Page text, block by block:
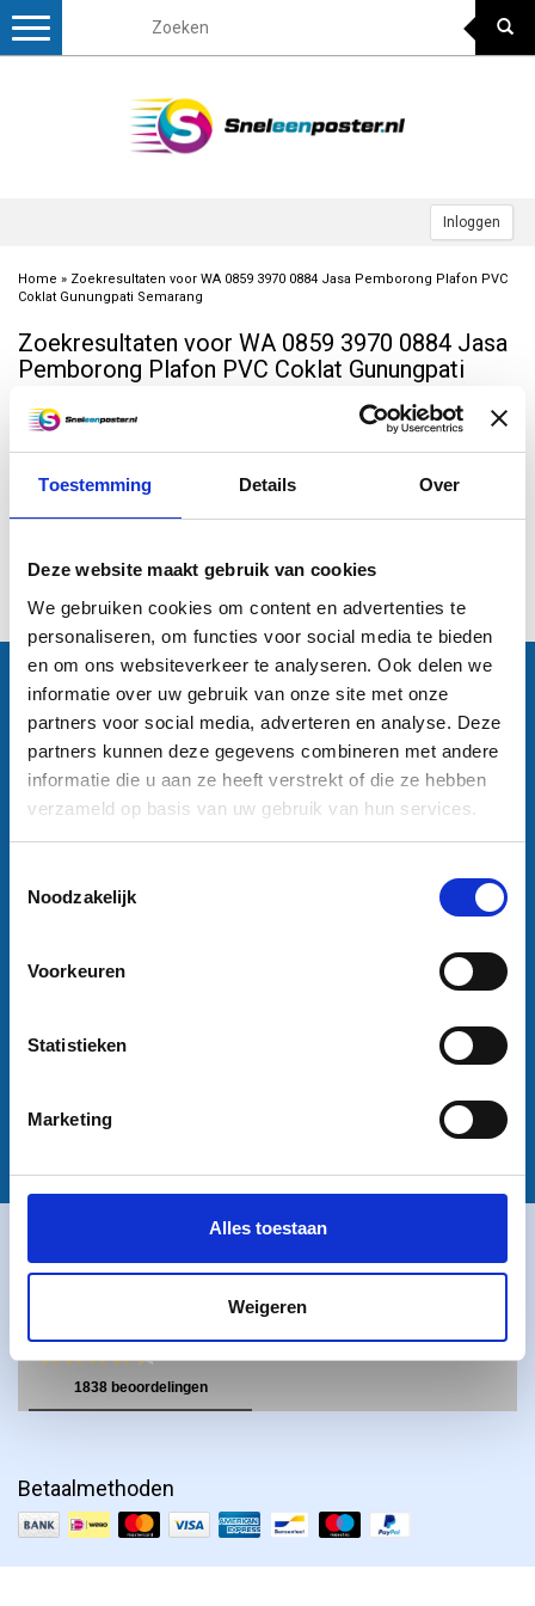
Toestemming Details Over
Deze website maakt gebruik van cookies
We gebruiken cookies om content en advertenties te
personaliseren, om functies voor social media te bieden
en om ons websiteverkeer te analyseren. Ook delen we
informatie over uw gebruik van onze site met onze
partners voor social media, adverteren en analyse. Deze
partners kunnen deze gegevens combineren met andere
informatie die u aan ze heeft verstrekt of die ze hebben
verzameld op basis van uw gebruik van hun services.
Noodzakelijk
Voorkeuren
Statistieken
Marketing
Alles toestaan
Weigeren
Inloggen
Toggle
Home » Zoekresultaten voor WA 0859 3970 0884 Jasa Pemborong Plafon PVC
Coklat Gunungpati Semarang
Zoekresultaten voor WA 0859 3970 0884 Jasa
Pemborong Plafon PVC Coklat Gunungpati
Geen producten gevonden!...
Contactgegevens
Dorsmolen 12
1771 PA Wieringerwerf
info@sneleenposter.nl
0227601566
Klantenservice
Variabel printen
Algemene voorwaarden particulieren
Betaalmethoden